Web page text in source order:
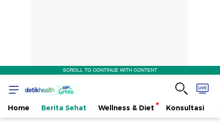
SCROLL TO CONTINUE WITH CONTENT
Home Berita Sehat Wellness & Diet Konsultasi